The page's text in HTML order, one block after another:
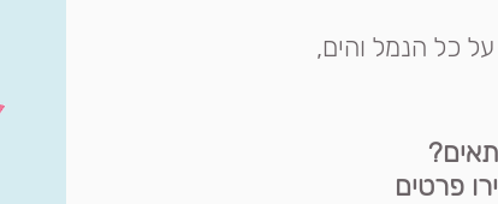
כל הנמל והים,
פרטים